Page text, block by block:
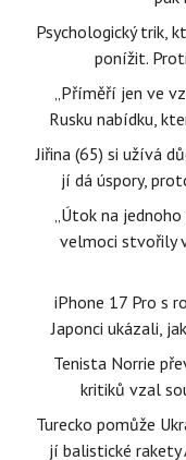
Psychologický trik,
ponížit.
„Příměří jen ve
Rusku nabídku,
Jiřina (65) si užívá
jí dá úspory,
„Útok na jednoho
velmoci stvořily
iPhone 17 Pro s
Japonci ukázali,
Tenista Norrie
kritiků vzal
Turecko pomůže
jí balistické rakety